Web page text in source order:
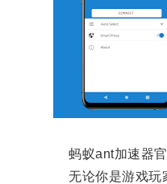
蚂蚁ant加速器官
无论你是游戏玩家